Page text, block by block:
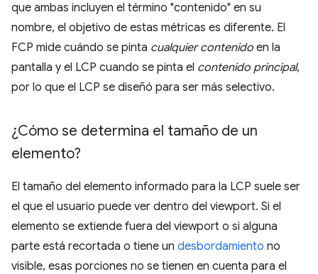
que ambas incluyen el término "contenido" en su
nombre, el objetivo de estas métricas es diferente. El
FCP mide cuándo se pinta cualquier contenido en la
pantalla y el LCP cuando se pinta el contenido principal,
por lo que el LCP se diseñó para ser más selectivo.
¿Cómo se determina el tamaño de un
elemento?
El tamaño del elemento informado para la LCP suele ser
el que el usuario puede ver dentro del viewport. Si el
elemento se extiende fuera del viewport o si alguna
parte está recortada o tiene un desbordamiento no
visible, esas porciones no se tienen en cuenta para el